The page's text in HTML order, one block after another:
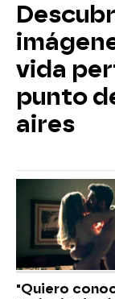
vida
punto
aires
"Quiero